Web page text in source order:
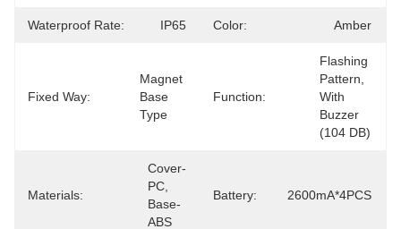
Waterproof Rate: IP65 Color: Amber
Fixed Way:
Magnet
Base
Type
Function:
Flashing
Pattern,
With
Buzzer
(104 DB)
Materials:
Cover-
PC,
Base-
ABS
Battery: 2600mA*4PCS